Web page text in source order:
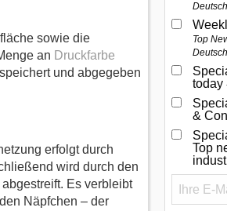
sowie die
an Druckfarbe
und abgegeben
erfolgt durch
wird durch den
Es verbleibt
Näpfchen – der
Deutsch
Top
Deutsch
today
&
Top